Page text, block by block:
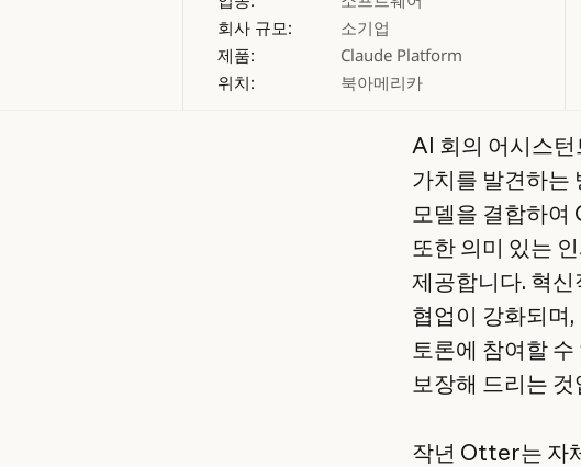
회사 규모:
소기업
제품:
Claude Platform
위치:
북아메리카
AI 회의 어시스
가치를 발견하는
모델을 결합하여
또한 의미 있는
제공합니다. 혁
협업이 강화되며
토론에 참여할
보장해 드리는 것
작년 Otter는 자